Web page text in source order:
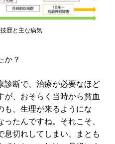
歴と主な病気
か？
診断で、治療が必要なほど
が、おそらく当時から貧血
も、生理が来るようにな
たんですね。それこそ、
息切れしてしまい、まとも